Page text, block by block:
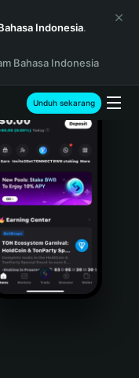
Indonesia.
Bahasa Indonesia
Unduh sekarang